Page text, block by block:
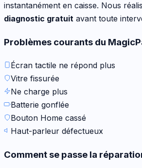
instantanément en caisse. Nous
diagnostic gratuit avant toute
Problèmes courants du
Écran tactile ne répond plus
Vitre fissurée
Ne charge plus
Batterie gonflée
Bouton Home cassé
Haut-parleur défectueux
Comment se passe la